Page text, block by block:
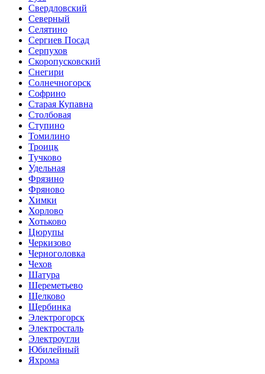
Свердловский
Северный
Селятино
Сергиев Посад
Серпухов
Скоропусковский
Снегири
Солнечногорск
Софрино
Старая Купавна
Столбовая
Ступино
Томилино
Троицк
Тучково
Удельная
Фрязино
Фряново
Химки
Хорлово
Хотьково
Цюрупы
Черкизово
Черноголовка
Чехов
Шатура
Шереметьево
Щелково
Щербинка
Электрогорск
Электросталь
Электроугли
Юбилейный
Яхрома